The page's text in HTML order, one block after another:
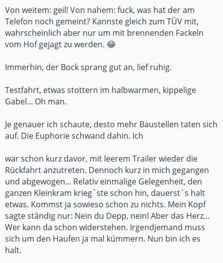
Von weitem: geil! Von nahem: fuck, was hat der am
Telefon noch gemeint? Kannste gleich zum TÜV mit,
wahrscheinlich aber nur um mit brennenden Fackeln
vom Hof gejagt zu werden. 😂
Immerhin, der Bock sprang gut an, lief ruhig.
Testfahrt, etwas stottern im halbwarmen, kippelige
Gabel... Oh man.
Je genauer ich schaute, desto mehr Baustellen taten sich
auf. Die Euphorie schwand dahin. Ich
war schon kurz davor, mit leerem Trailer wieder die
Rückfahrt anzutreten. Dennoch kurz in mich gegangen
und abgewogen... Relativ einmalige Gelegenheit, den
ganzen Kleinkram krieg`ste schon hin, dauerst`s halt
etwas. Kommst ja sowieso schon zu nichts. Mein Kopf
sagte ständig nur: Nein du Depp, nein! Aber das Herz...
Wer kann da schon widerstehen. Irgendjemand muss
sich um den Haufen ja mal kümmern. Nun bin ich es
halt.